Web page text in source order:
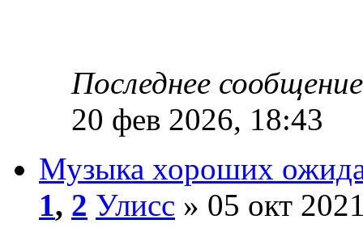
Последнее
20 фев 2026, 18:43
Музыка хороших
1, 2 Улисс » 05 окт